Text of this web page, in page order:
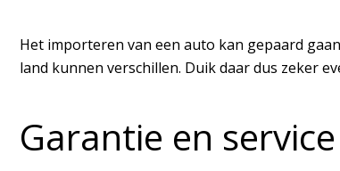
Het importeren van een auto kan gepaard
land kunnen verschillen. Duik daar dus zeker
Garantie en service